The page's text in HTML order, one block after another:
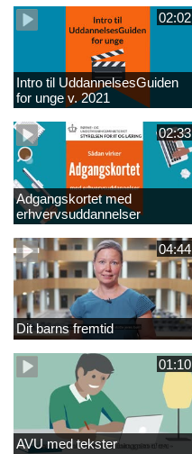
02:02
Intro til UddannelsesGuiden
for unge v. 2021
02:33
Adgangskortet med
erhvervsuddannelser
04:44
Dit barns fremtid
01:10
AVU med tekster